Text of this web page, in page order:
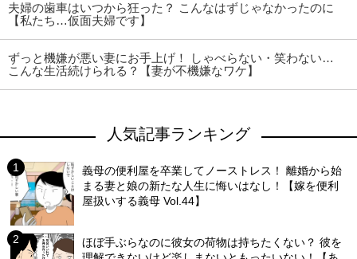
夫婦の歯車はいつから狂った？ こんなはずじゃなかったのに
【私たち…仮面夫婦です】
ずっと機嫌が悪い妻にお手上げ！ しゃべらない・笑わない…
こんな生活続けられる？【妻が不機嫌なワケ】
人気記事ランキング
義母の便利屋を卒業してノーストレス！ 離婚から始
まる妻と娘の新たな人生に悔いはなし！【嫁を便利
屋扱いする義母 Vol.44】
ほぼ手ぶらなのに彼女の荷物は持ちたくない？ 彼を